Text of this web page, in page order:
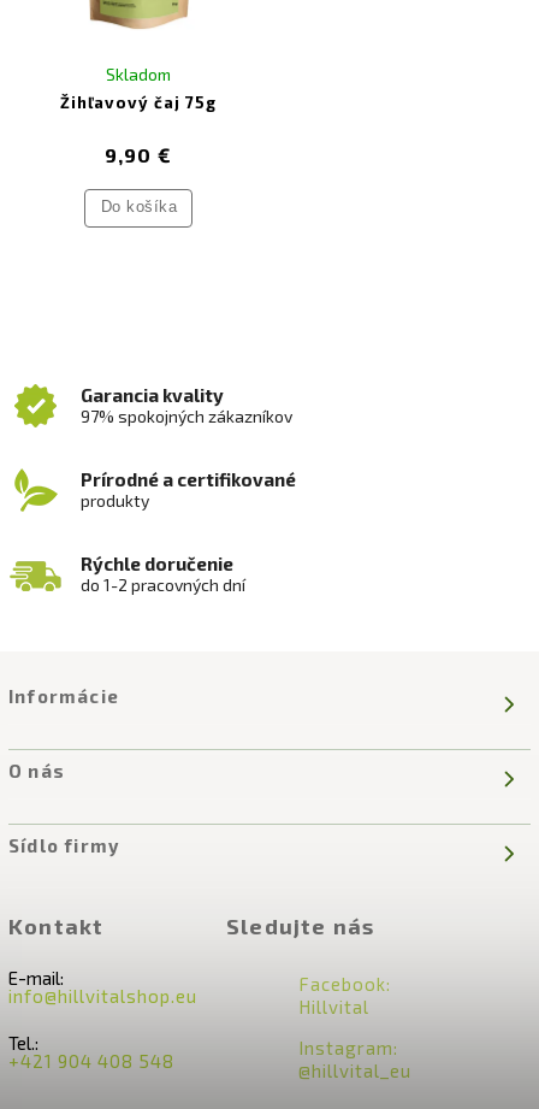
Žihľavový čaj 75g
Skladom
9,90 €
Do košíka
Garancia kvality
97% spokojných zákazníkov
Prírodné a certifikované
produkty
Rýchle doručenie
do 1-2 pracovných dní
Informácie
O nás
Sídlo firmy
Kontakt
E-mail:
info@hillvitalshop.eu
Tel.:
+421 904 408 548
Sledujte nás
Facebook:
Hillvital
Instagram:
@hillvital_eu